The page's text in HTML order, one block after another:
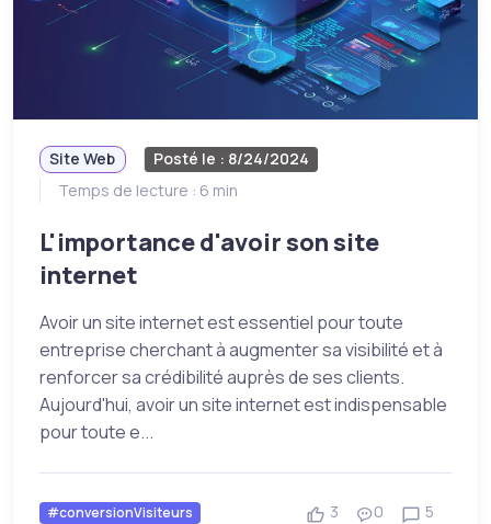
Site Web
Posté le : 8/24/2024
Temps de lecture : 6 min
L'importance d'avoir son site
internet
Avoir un site internet est essentiel pour toute
entreprise cherchant à augmenter sa visibilité et à
renforcer sa crédibilité auprès de ses clients.
Aujourd'hui, avoir un site internet est indispensable
pour toute e...
#conversionVisiteurs 3 0 5